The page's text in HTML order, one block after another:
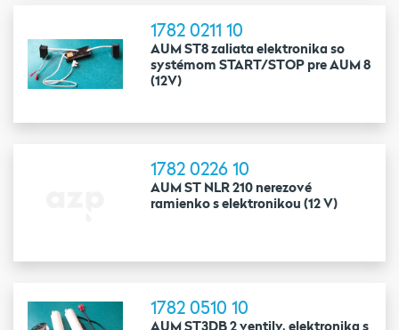
1782 0211 10
AUM ST8 zaliata elektronika so
systémom START/STOP pre AUM 8
(12V)
1782 0226 10
AUM ST NLR 210 nerezové
ramienko s elektronikou (12 V)
1782 0510 10
AUM ST3DB 2 ventily, elektronika s